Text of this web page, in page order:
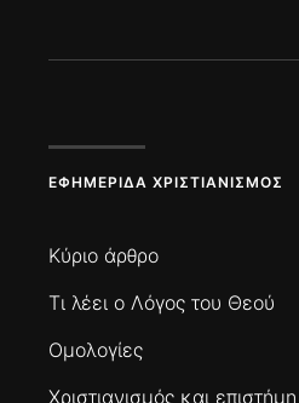
ΕΦΗΜΕΡΊΔΑ ΧΡΙΣΤΙΑΝΙΣΜΌΣ
Κύριο άρθρο
Τι λέει ο Λόγος του Θεού
Ομολογίες
Χριστιανισμός και επιστήμη